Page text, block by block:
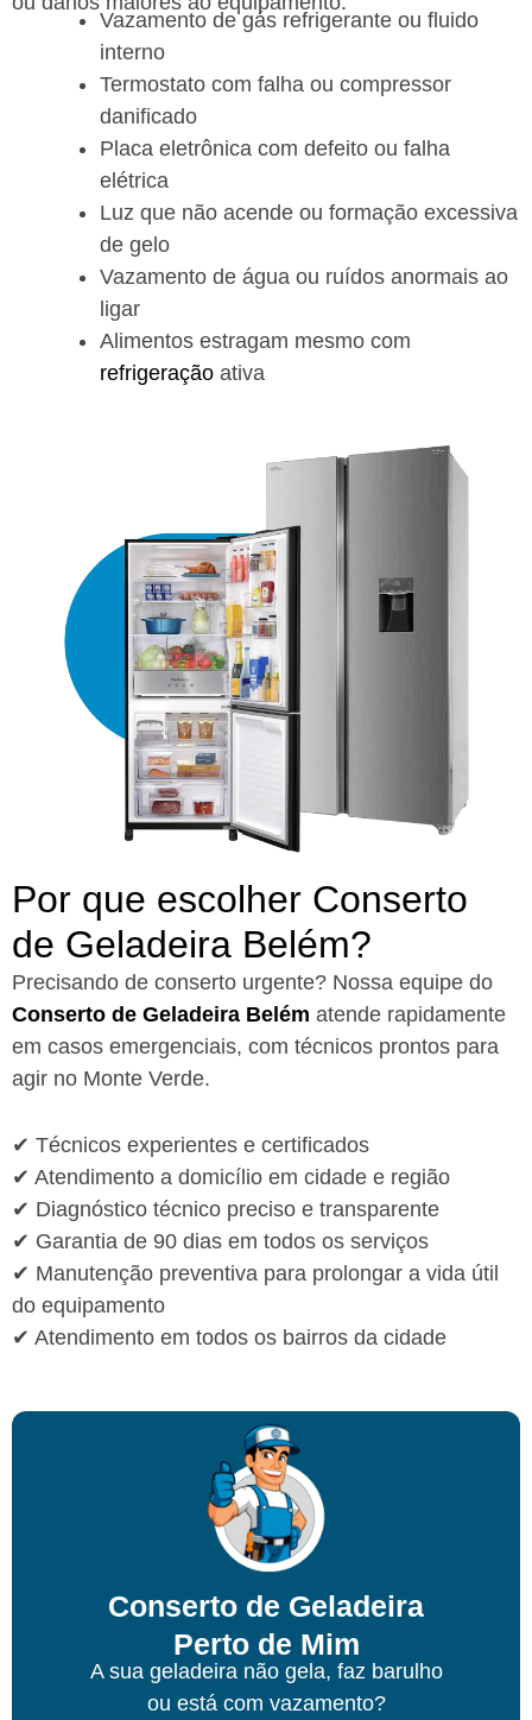
Vazamento de gás refrigerante ou fluido
interno
Termostato com falha ou compressor
danificado
Placa eletrônica com defeito ou falha
elétrica
Luz que não acende ou formação excessiva
de gelo
Vazamento de água ou ruídos anormais ao
ligar
Alimentos estragam mesmo com
refrigeração ativa
Por que escolher Conserto
de Geladeira Belém?​
Precisando de conserto urgente? Nossa equipe do
Conserto de Geladeira Belém atende rapidamente
em casos emergenciais, com técnicos prontos para
agir no Monte Verde.
✔ Técnicos experientes e certificados
✔ Atendimento a domicílio em cidade e região
✔ Diagnóstico técnico preciso e transparente
✔ Garantia de 90 dias em todos os serviços
✔ Manutenção preventiva para prolongar a vida útil
do equipamento
✔ Atendimento em todos os bairros da cidade
Conserto de Geladeira
Perto de Mim
A sua geladeira não gela, faz barulho
ou está com vazamento?